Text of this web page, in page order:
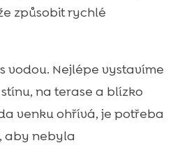
způsobit rychlé
vodou. Nejlépe vystavíme
na terase a blízko
venku ohřívá, je potřeba
aby nebyla